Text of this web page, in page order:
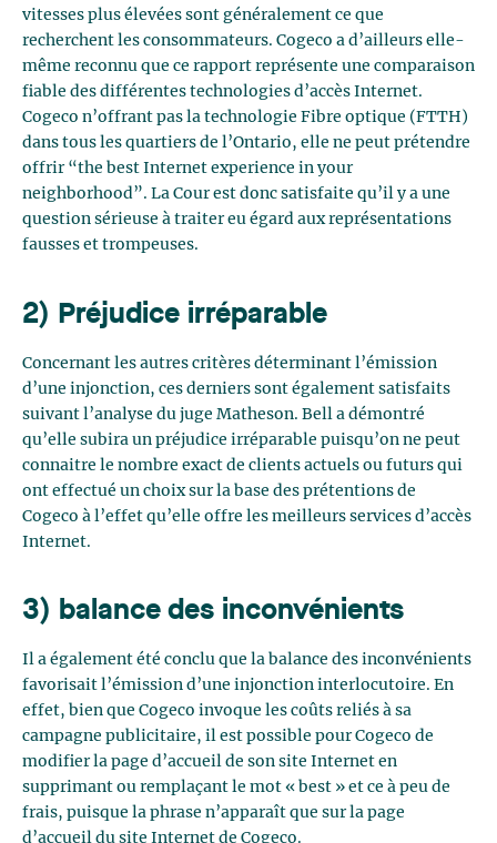
vitesses plus élevées sont généralement ce que
recherchent les consommateurs. Cogeco a d’ailleurs elle-
même reconnu que ce rapport représente une comparaison
fiable des différentes technologies d’accès Internet.
Cogeco n’offrant pas la technologie Fibre optique (FTTH)
dans tous les quartiers de l’Ontario, elle ne peut prétendre
offrir “the best Internet experience in your
neighborhood”. La Cour est donc satisfaite qu’il y a une
question sérieuse à traiter eu égard aux représentations
fausses et trompeuses.
2) Préjudice irréparable
Concernant les autres critères déterminant l’émission
d’une injonction, ces derniers sont également satisfaits
suivant l’analyse du juge Matheson. Bell a démontré
qu’elle subira un préjudice irréparable puisqu’on ne peut
connaitre le nombre exact de clients actuels ou futurs qui
ont effectué un choix sur la base des prétentions de
Cogeco à l’effet qu’elle offre les meilleurs services d’accès
Internet.
3) balance des inconvénients
Il a également été conclu que la balance des inconvénients
favorisait l’émission d’une injonction interlocutoire. En
effet, bien que Cogeco invoque les coûts reliés à sa
campagne publicitaire, il est possible pour Cogeco de
modifier la page d’accueil de son site Internet en
supprimant ou remplaçant le mot « best » et ce à peu de
frais, puisque la phrase n’apparaît que sur la page
d’accueil du site Internet de Cogeco.